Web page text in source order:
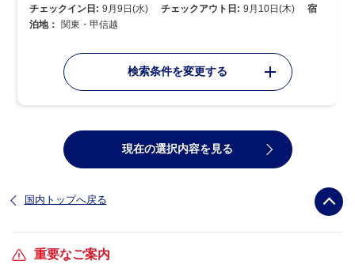
チェックイン日: 9月9日(水) チェックアウト日: 9月10日(木)
宿
泊地：
関東・甲信越
検索条件を変更する
現在の選択内容を見る
国内トップへ戻る
重要なご案内